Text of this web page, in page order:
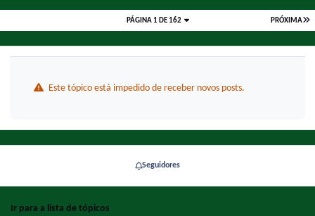
PRÓXIMA
PÁGINA 1 DE 162
Este tópico está impedido de receber novos posts.
Seguidores
Ir para a lista de tópicos